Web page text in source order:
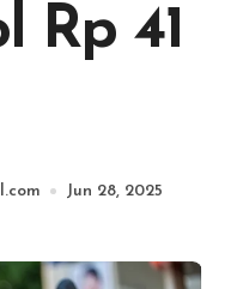
Rp 41
Jun 28, 2025